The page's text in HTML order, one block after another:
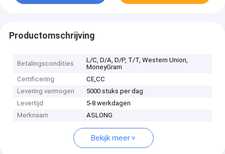
Productomschrijving
Betalingscondities
L/C, D/A, D/P, T/T, Western Union,
MoneyGram
Certificering
CE,CC
Levering vermogen
5000 stuks per dag
Levertijd
5-8 werkdagen
Merknaam
ASLONG
Bekijk meer